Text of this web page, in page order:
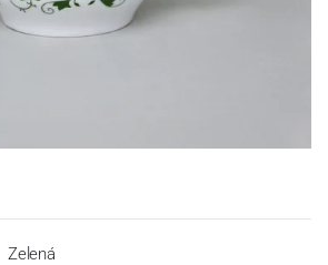
Zelená